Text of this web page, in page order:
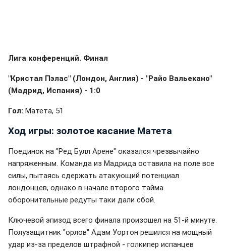
Лига конференций. Финал
"Кристал Пэлас" (Лондон, Англия) - "Райо Вальекано"
(Мадрид, Испания) - 1:0
Гол: Матета, 51
Ход игры: золотое касание Матета
Поединок на "Ред Булл Арене" оказался чрезвычайно
напряженным. Команда из Мадрида оставила на поле все
силы, пытаясь сдержать атакующий потенциал
лондонцев, однако в начале второго тайма
оборонительные редуты таки дали сбой.
Ключевой эпизод всего финала произошел на 51-й минуте.
Полузащитник "орлов" Адам Уортон решился на мощный
удар из-за пределов штрафной - голкипер испанцев